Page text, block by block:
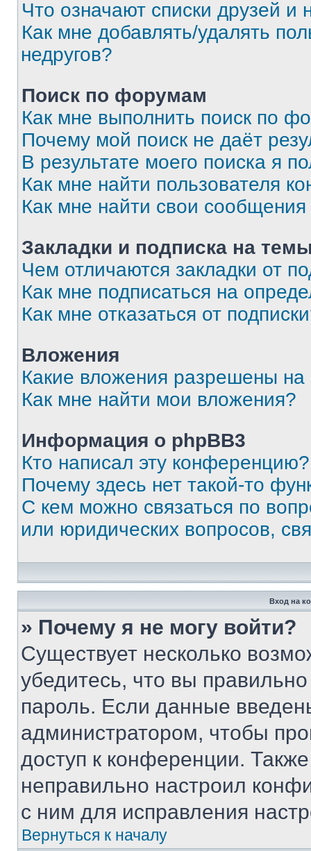
Что означают списки друзей и
Как мне добавлять/удалять
недругов?
Поиск по форумам
Как мне выполнить поиск по
Почему мой поиск не даёт
В результате моего поиска я
Как мне найти пользователя
Как мне найти свои
Закладки и подписка на
Чем отличаются закладки от
Как мне подписаться на
Как мне отказаться от
Вложения
Какие вложения разрешены
Как мне найти мои вложения?
Информация о phpBB3
Кто написал эту конференцию?
Почему здесь нет такой-то
С кем можно связаться по
или юридических вопросов,
Вход на
» Почему я не могу войти?
Существует несколько
убедитесь, что вы
пароль. Если данные
администратором, чтобы
доступ к конференции.
неправильно настроил
с ним для исправления
Вернуться к началу